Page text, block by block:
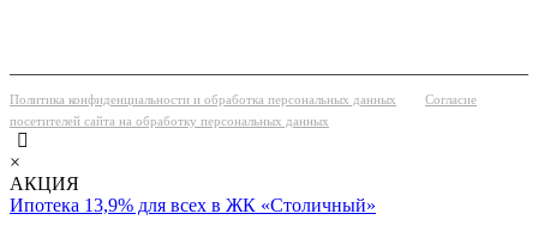
Политика конфиденциальности и обработка персональных данных
Согласие
посетителей сайта на обработку персональных данных
×
АКЦИЯ
Ипотека 13,9% для всех в ЖК «Столичный»